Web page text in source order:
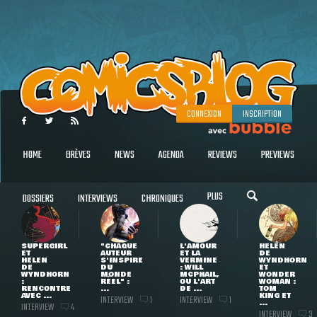
CONNEXION INSCRIPTION
HOME BRÈVES NEWS AGENDA REVIEWS PREVIEWS
DOSSIERS INTERVIEWS CHRONIQUES PLUS
SUPERGIRL
ET
HELEN
DE
WYNDHORN
:
RENCONTRE
AVEC ...
INTERVIEW 4
"CHAQUE
AUTEUR
S'INSPIRE
DU
MONDE
RÉEL" :
...
INTERVIEW 1
L'AMOUR
ET LA
VERMINE
: WILL
MCPHAIL,
OU L'ART
DE ...
INTERVIEW 1
HELEN
DE
WYNDHORN
ET
WONDER
WOMAN :
TOM
KING ET
...